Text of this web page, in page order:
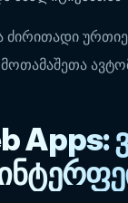
ძირითადი
Apps: